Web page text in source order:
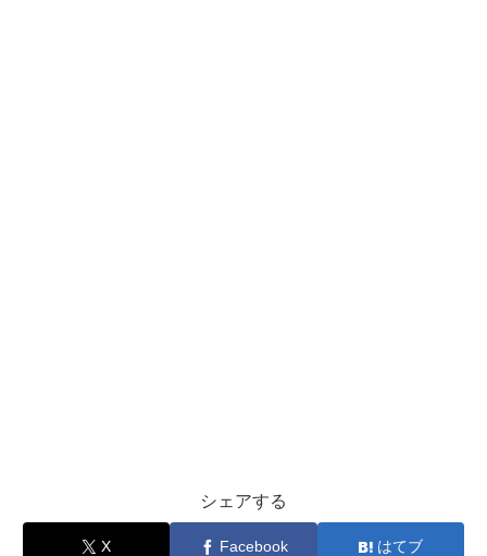
シェアする
X Facebook はてブ